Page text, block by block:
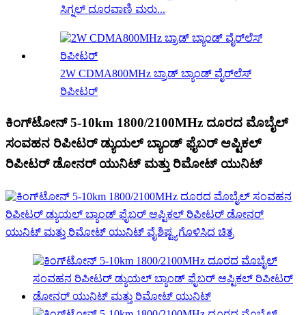
ಸಿಗ್ನಲ್ ದೂರವಾಣಿ ಮರು...
2W CDMA800MHz ಬ್ರಾಡ್ ಬ್ಯಾಂಡ್ ವೈರ್‌ಲೆಸ್
ರಿಪೀಟರ್
ಕಿಂಗ್‌ಟೋನ್ 5-10km 1800/2100MHz ದೂರದ ಮೊಬೈಲ್
ಸಂವಹನ ರಿಪೀಟರ್ ಡ್ಯುಯಲ್ ಬ್ಯಾಂಡ್ ಫೈಬರ್ ಆಪ್ಟಿಕಲ್
ರಿಪೀಟರ್ ಡೋನರ್ ಯುನಿಟ್ ಮತ್ತು ರಿಮೋಟ್ ಯುನಿಟ್